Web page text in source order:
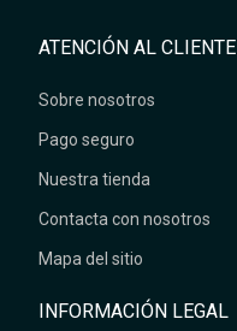
ATENCIÓN AL CLIENTE
Sobre nosotros
Pago seguro
Nuestra tienda
Contacta con nosotros
Mapa del sitio
INFORMACIÓN LEGAL